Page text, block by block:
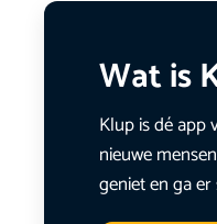
Wat is
Klup is dé app
nieuwe
geniet en ga